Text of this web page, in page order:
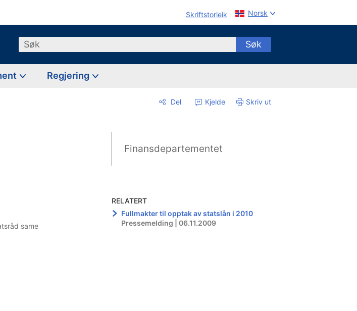
Skriftstorleik Norsk
Søk Søk
Regjering
Del Kjelde Skriv ut
same
Finansdepartementet
RELATERT
Fullmakter til opptak av statslån i 2010
Pressemelding | 06.11.2009